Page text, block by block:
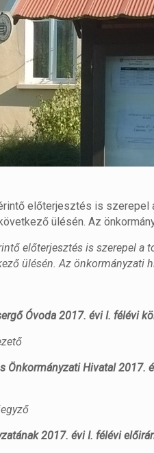
előterjesztés is
ülésén. Az
előterjesztés is szerepel a
ülésén. Az önkormányzati
Óvoda 2017. évi I. félévi
Önkormányzati Hivatal
2017. évi I. félévi